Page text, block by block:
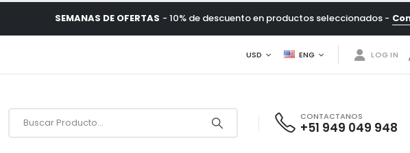
SEMANAS DE OFERTAS - 10% de descuento en productos seleccionados -
USD ENG LOG IN
CONTACTANOS
+51 949 049 948